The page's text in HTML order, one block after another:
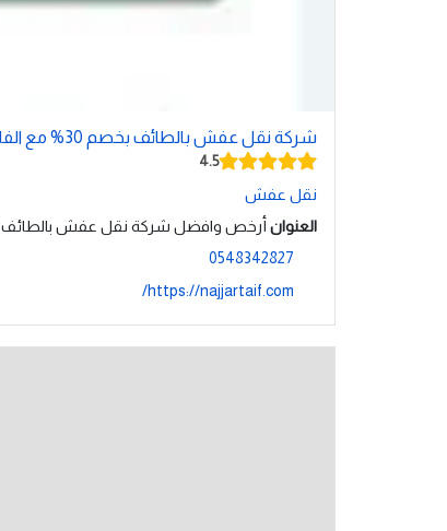
شركة نقل عفش بالطائف بخصم 30% مع الفك والتركيب ...
4.5
نقل عفش
العنوان أرخص وافضل شركة نقل عفش بالطائف 0548342827 بخصم 30% أفضل نجار فك وتركيب في الطائف, الطائف
0548342827
https://najjartaif.com/